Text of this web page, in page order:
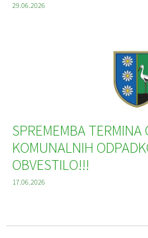
29.06.2026
SPREMEMBA TERMINA
KOMUNALNIH
OBVESTILO!!!
17.06.2026